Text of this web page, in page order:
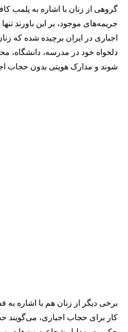
گروهی از زنان با اشاره به پلمب
جریمه‌های موجود، بر این باورند
اجباری در ایران برچیده شده که
دلخواه خود در مدرسه، دانشگاه،
شوند و مدارک هویتی بدون حجاب
برخی دیگر از زنان هم با اشاره به
کار برای حجاب اجباری، می‌گویند